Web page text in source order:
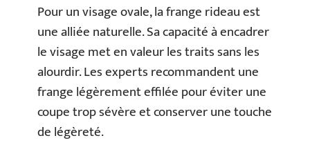
Pour un visage ovale, la frange rideau est
une alliée naturelle. Sa capacité à encadrer
le visage met en valeur les traits sans les
alourdir. Les experts recommandent une
frange légèrement effilée pour éviter une
coupe trop sévère et conserver une touche
de légèreté.